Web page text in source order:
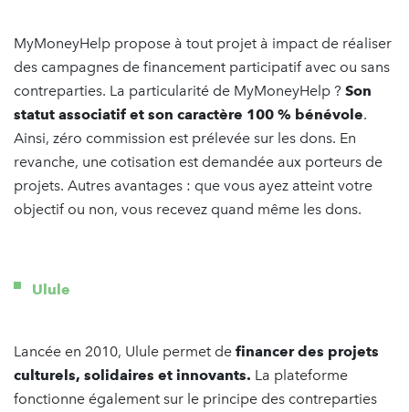
MyMoneyHelp propose à tout projet à impact de réaliser
des campagnes de financement participatif avec ou sans
contreparties. La particularité de MyMoneyHelp ? Son
statut associatif et son caractère 100 % bénévole.
Ainsi, zéro commission est prélevée sur les dons. En
revanche, une cotisation est demandée aux porteurs de
projets. Autres avantages : que vous ayez atteint votre
objectif ou non, vous recevez quand même les dons.
Ulule
Lancée en 2010, Ulule permet de financer des projets
culturels, solidaires et innovants. La plateforme
fonctionne également sur le principe des contreparties